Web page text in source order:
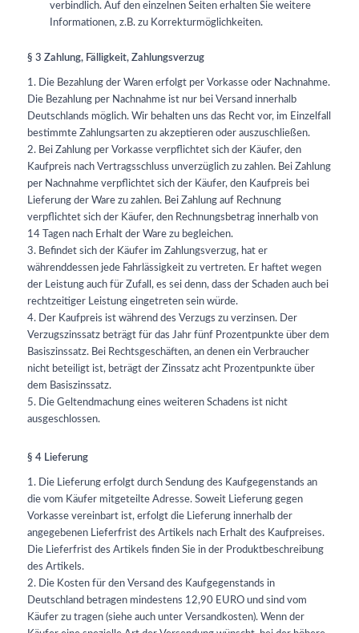
verbindlich. Auf den einzelnen Seiten erhalten Sie weitere
Informationen, z.B. zu Korrekturmöglichkeiten.
§ 3 Zahlung, Fälligkeit, Zahlungsverzug
1. Die Bezahlung der Waren erfolgt per Vorkasse oder Nachnahme.
Die Bezahlung per Nachnahme ist nur bei Versand innerhalb
Deutschlands möglich. Wir behalten uns das Recht vor, im Einzelfall
bestimmte Zahlungsarten zu akzeptieren oder auszuschließen.
2. Bei Zahlung per Vorkasse verpflichtet sich der Käufer, den
Kaufpreis nach Vertragsschluss unverzüglich zu zahlen. Bei Zahlung
per Nachnahme verpflichtet sich der Käufer, den Kaufpreis bei
Lieferung der Ware zu zahlen. Bei Zahlung auf Rechnung
verpflichtet sich der Käufer, den Rechnungsbetrag innerhalb von
14 Tagen nach Erhalt der Ware zu begleichen.
3. Befindet sich der Käufer im Zahlungsverzug, hat er
währenddessen jede Fahrlässigkeit zu vertreten. Er haftet wegen
der Leistung auch für Zufall, es sei denn, dass der Schaden auch bei
rechtzeitiger Leistung eingetreten sein würde.
4. Der Kaufpreis ist während des Verzugs zu verzinsen. Der
Verzugszinssatz beträgt für das Jahr fünf Prozentpunkte über dem
Basiszinssatz. Bei Rechtsgeschäften, an denen ein Verbraucher
nicht beteiligt ist, beträgt der Zinssatz acht Prozentpunkte über
dem Basiszinssatz.
5. Die Geltendmachung eines weiteren Schadens ist nicht
ausgeschlossen.
§ 4 Lieferung
1. Die Lieferung erfolgt durch Sendung des Kaufgegenstands an
die vom Käufer mitgeteilte Adresse. Soweit Lieferung gegen
Vorkasse vereinbart ist, erfolgt die Lieferung innerhalb der
angegebenen Lieferfrist des Artikels nach Erhalt des Kaufpreises.
Die Lieferfrist des Artikels finden Sie in der Produktbeschreibung
des Artikels.
2. Die Kosten für den Versand des Kaufgegenstands in
Deutschland betragen mindestens 12,90 EURO und sind vom
Käufer zu tragen (siehe auch unter Versandkosten). Wenn der